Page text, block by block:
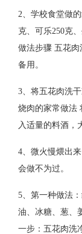
2、学校食堂做
克、可乐250克
做法步骤 五花肉
备用。
3、将五花肉洗
烧肉的家常做法
入适量的料酒，
4、微火慢煨出
会做不为过。
5、第一种做法
油、冰糖、葱、
一步：五花肉洗